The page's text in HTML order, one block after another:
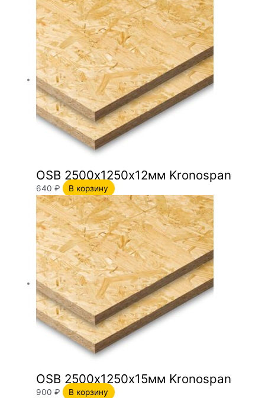
OSB 2500х1250х12мм Kronospan
640₽ В корзину
OSB 2500х1250х15мм Kronospan
900₽ В корзину